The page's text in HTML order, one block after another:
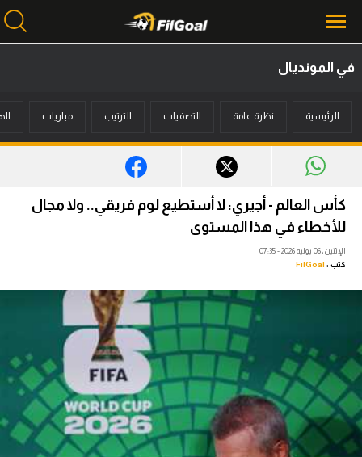
أخبار
ميركاتو
فانتازي في الجول
مسابقة التوقعات
عدسات
آراء حرة
ركن الألعاب
في المونديال
الرئيسية نظرة عامة التصفيات الترتيب مباريات
كأس العالم - أجيري: لا أستطيع لوم فريقي.. ولا مجال
للأخطاء في هذا المستوى
الإثنين، 06 يوليه 2026 - 07:35
كتب : FilGoal